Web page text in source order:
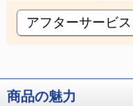
アフターサービス
商品の魅力